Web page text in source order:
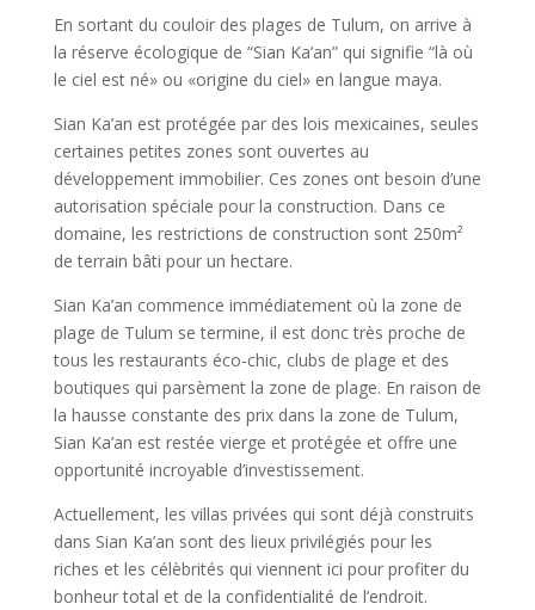
En sortant du couloir des plages de Tulum, on arrive à
la réserve écologique de “Sian Ka’an” qui signifie “là où
le ciel est né» ou «origine du ciel» en langue maya.
Sian Ka’an est protégée par des lois mexicaines, seules
certaines petites zones sont ouvertes au
développement immobilier. Ces zones ont besoin d’une
autorisation spéciale pour la construction. Dans ce
domaine, les restrictions de construction sont 250m²
de terrain bâti pour un hectare.
Sian Ka’an commence immédiatement où la zone de
plage de Tulum se termine, il est donc très proche de
tous les restaurants éco-chic, clubs de plage et des
boutiques qui parsèment la zone de plage. En raison de
la hausse constante des prix dans la zone de Tulum,
Sian Ka’an est restée vierge et protégée et offre une
opportunité incroyable d’investissement.
Actuellement, les villas privées qui sont déjà construits
dans Sian Ka’an sont des lieux privilégiés pour les
riches et les célèbrités qui viennent ici pour profiter du
bonheur total et de la confidentialité de l’endroit.